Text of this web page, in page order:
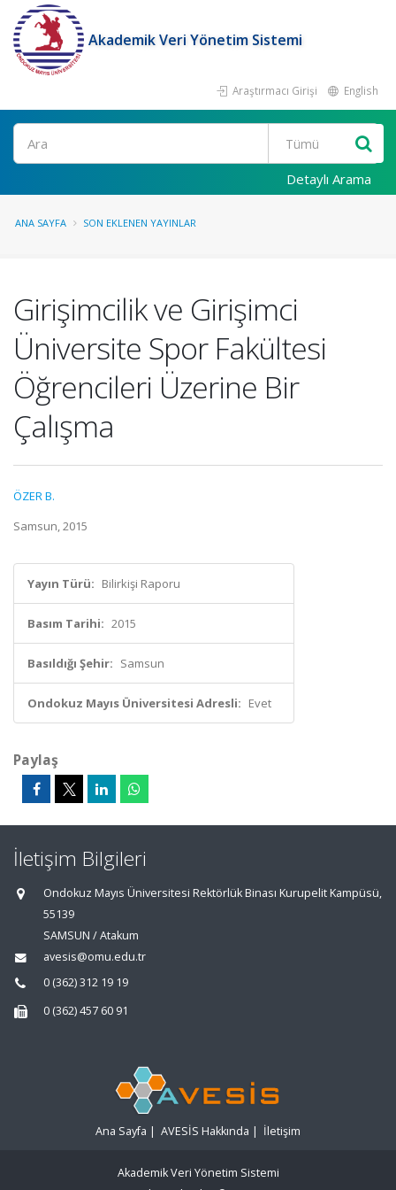
Akademik Veri Yönetim Sistemi
Araştırmacı Girişi English
Ara
Detaylı Arama
ANA SAYFA SON EKLENEN YAYINLAR
Girişimcilik ve Girişimci
Üniversite Spor Fakültesi
Öğrencileri Üzerine Bir
Çalışma
ÖZER B.
Samsun, 2015
Yayın Türü: Bilirkişi Raporu
Basım Tarihi: 2015
Basıldığı Şehir: Samsun
Ondokuz Mayıs Üniversitesi Adresli: Evet
Paylaş
İletişim Bilgileri
Ondokuz Mayıs Üniversitesi Rektörlük Binası Kurupelit Kampüsü,
55139
SAMSUN / Atakum
avesis@omu.edu.tr
0 (362) 312 19 19
0 (362) 457 60 91
Ana Sayfa | AVESİS Hakkında | İletişim
Akademik Veri Yönetim Sistemi